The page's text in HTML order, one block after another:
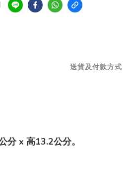
送貨及付款方式
x 高13.2公分。